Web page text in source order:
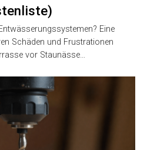
Eine
Schäden und Frustrationen
vor Staunässe…